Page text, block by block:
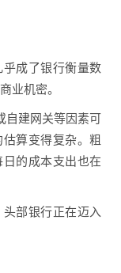
成了银行衡量数
业机密。
建网关等因素可
算变得复杂。粗
的成本支出也在
部银行正在迈入